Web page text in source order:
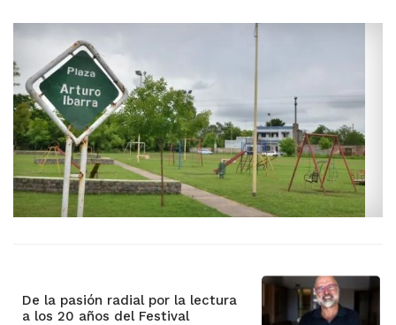
De la pasión radial por la lectura
a los 20 años del Festival